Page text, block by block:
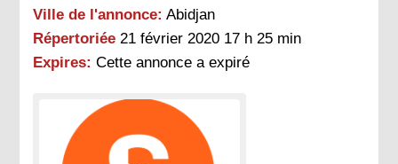
Ville de l'annonce: Abidjan
Répertoriée 21 février 2020 17 h 25 min
Expires: Cette annonce a expiré